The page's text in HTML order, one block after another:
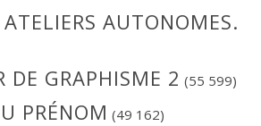
ATELIERS AUTONOMES.
DE GRAPHISME 2 (55 599)
PRÉNOM (49 162)